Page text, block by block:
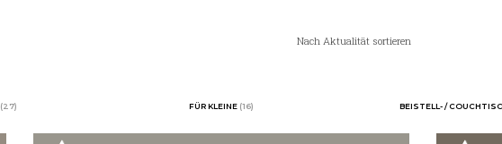
Nach Aktualität sortieren
(27) FÜR KLEINE (16) BEISTELL- /